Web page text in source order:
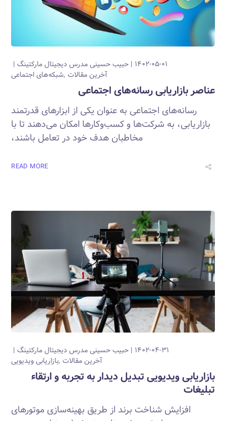
۱۴۰۲-۰۵-۰۱ حبیب حسینیمدرس دیجیتال مارکتینگ
آخرین مقالات شبکه‌های اجتماعی
عناصر بازاریابی رسانه‌های اجتماعی
رسانه‌های اجتماعی به عنوان یکی از ابزارهای قدرتمند
بازاریابی، به شرکت‌ها و کسب‌وکارها امکان می‌دهند تا با
مخاطبان هدف خود در تعامل باشند،
READ MORE
۱۴۰۲-۰۴-۳۱ حبیب حسینیمدرس دیجیتال مارکتینگ
آخرین مقالات بازاریابی ویدیویی
بازاریابی ویدیویی تبدیل دیدار به تجربه و ارتقاء
تبلیغات
افزایش شناخت برند از طریق بهینه‌سازی موتورهای